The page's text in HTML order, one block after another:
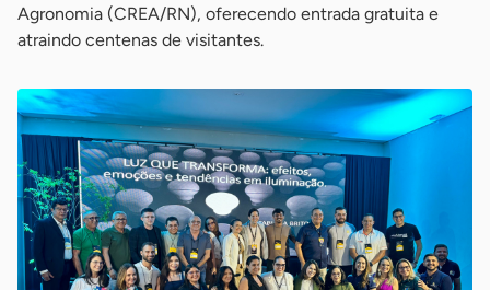
Agronomia (CREA/RN), oferecendo entrada gratuita e
atraindo centenas de visitantes.